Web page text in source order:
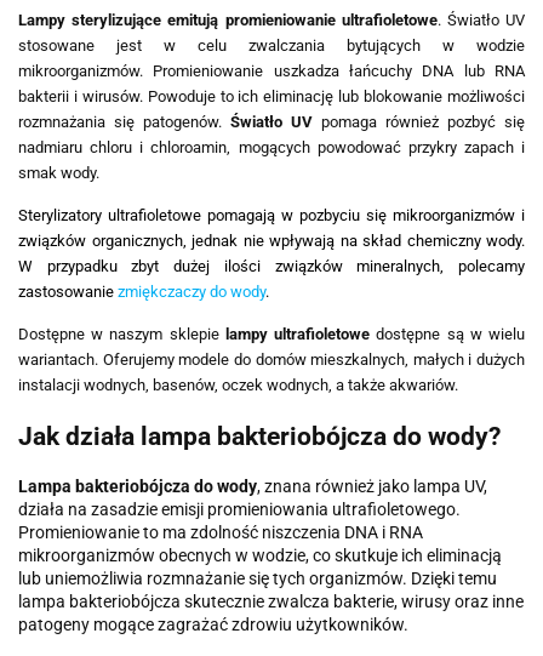
Lampy sterylizujące emitują promieniowanie ultrafioletowe. Światło UV
stosowane jest w celu zwalczania bytujących w wodzie
mikroorganizmów. Promieniowanie uszkadza łańcuchy DNA lub RNA
bakterii i wirusów. Powoduje to ich eliminację lub blokowanie możliwości
rozmnażania się patogenów. Światło UV pomaga również pozbyć się
nadmiaru chloru i chloroamin, mogących powodować przykry zapach i
smak wody.
Sterylizatory ultrafioletowe pomagają w pozbyciu się mikroorganizmów i
związków organicznych, jednak nie wpływają na skład chemiczny wody.
W przypadku zbyt dużej ilości związków mineralnych, polecamy
zastosowanie zmiękczaczy do wody.
Dostępne w naszym sklepie lampy ultrafioletowedostępne są w wielu
wariantach. Oferujemy modele do domów mieszkalnych, małych i dużych
instalacji wodnych, basenów, oczek wodnych, a także akwariów.
Jak działa lampa bakteriobójcza do wody?
Lampa bakteriobójcza do wody, znana również jako lampa UV,
działa na zasadzie emisji promieniowania ultrafioletowego.
Promieniowanie to ma zdolność niszczenia DNA i RNA
mikroorganizmów obecnych w wodzie, co skutkuje ich eliminacją
lub uniemożliwia rozmnażanie się tych organizmów. Dzięki temu
lampa bakteriobójcza skutecznie zwalcza bakterie, wirusy oraz inne
patogeny mogące zagrażać zdrowiu użytkowników.